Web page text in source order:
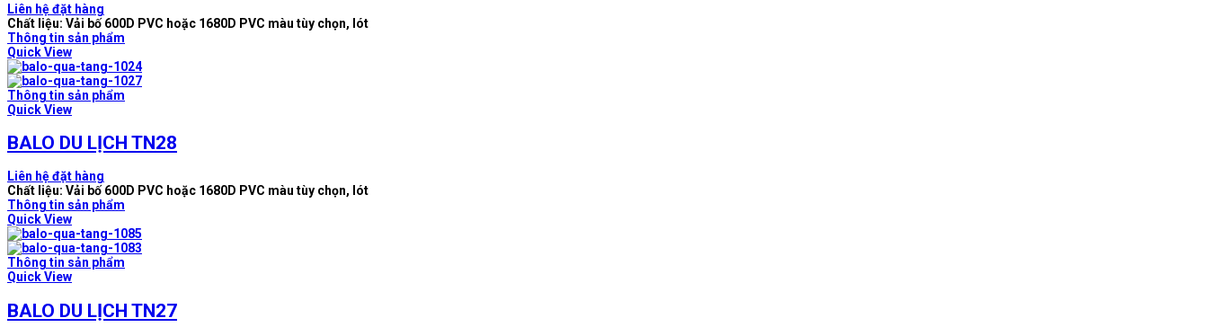
Liên hệ đặt hàng
Chất liệu: Vải bố 600D PVC hoặc 1680D PVC màu tùy chọn, lót
Thông tin sản phẩm
Quick View
Thông tin sản phẩm
Quick View
BALO DU LỊCH TN28
Liên hệ đặt hàng
Chất liệu: Vải bố 600D PVC hoặc 1680D PVC màu tùy chọn, lót
Thông tin sản phẩm
Quick View
Thông tin sản phẩm
Quick View
BALO DU LỊCH TN27